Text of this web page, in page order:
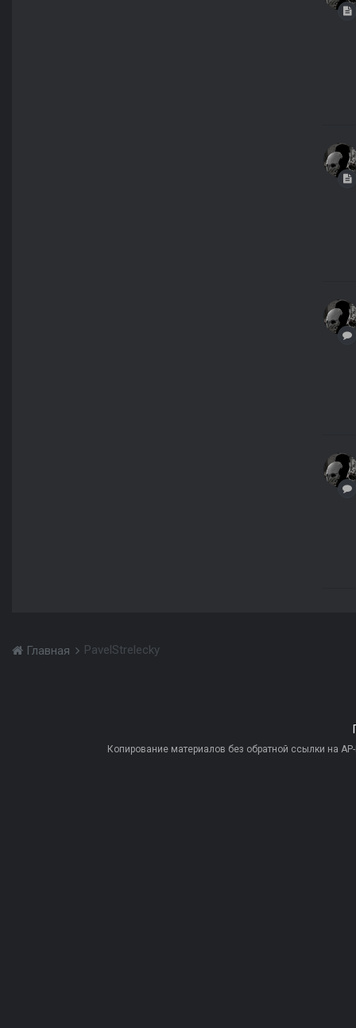
Главная PavelStrelecky
Копирование материалов без обратной ссылки на